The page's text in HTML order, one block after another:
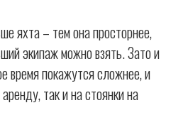
яхта – тем она просторнее,
экипаж можно взять. Зато и
время покажутся сложнее, и
так и на стоянки на